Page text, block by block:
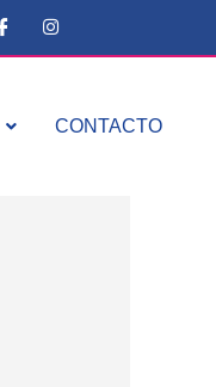
CONTACTO